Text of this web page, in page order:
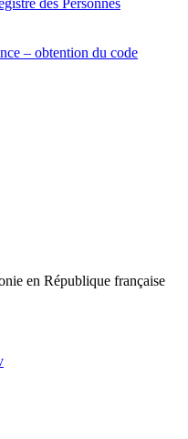
– obtention du code
en République française